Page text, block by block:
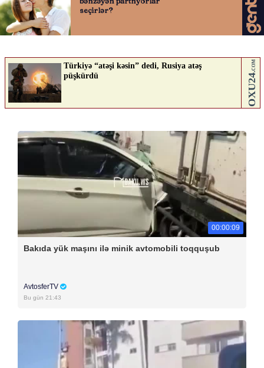
00:00:09
Bakıda yük maşını ilə minik avtomobili toqquşub
AvtosferTV
Bu gün 21:43